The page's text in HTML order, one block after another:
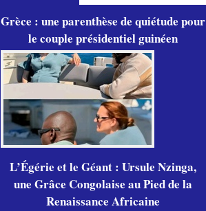
Grèce : une parenthèse de quiétude pour
le couple présidentiel guinéen
L’Égérie et le Géant : Ursule Nzinga,
une Grâce Congolaise au Pied de la
Renaissance Africaine